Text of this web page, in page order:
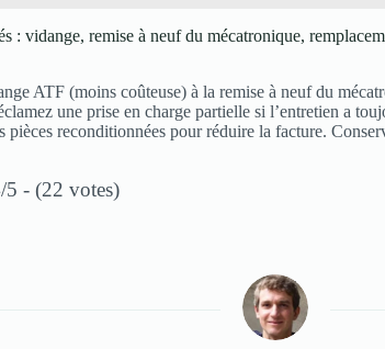
: vidange, remise à neuf du mécatronique,
ATF (moins coûteuse) à la remise à neuf du
une prise en charge partielle si l’entretien a
pièces reconditionnées pour réduire la facture.
5 - (22 votes)